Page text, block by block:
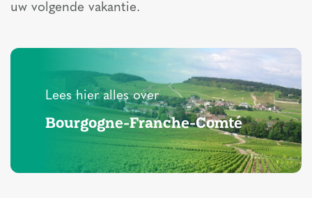
uw volgende vakantie.
Lees hier alles over
Bourgogne-Franche-Comté